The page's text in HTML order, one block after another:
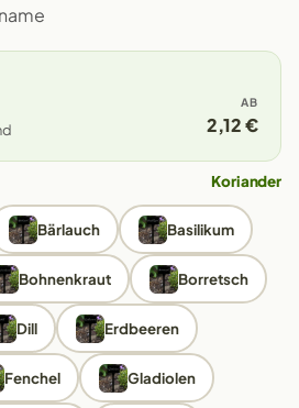
AB
2,12 €
Koriander
Bärlauch Basilikum
Bohnenkraut Borretsch
Dill Erdbeeren
Fenchel Gladiolen